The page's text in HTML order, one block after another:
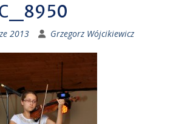
2013 Grzegorz Wójcikiewicz